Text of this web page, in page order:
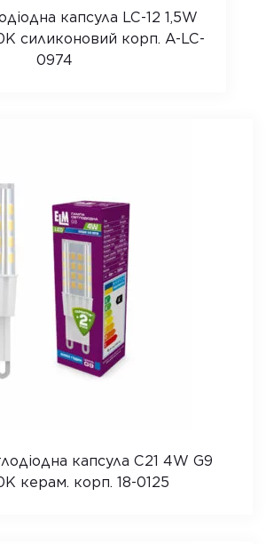
капсула LC-12 1,5W
силиконовий корп. A-LC-
0974
капсула C21 4W G9
керам. корп. 18-0125